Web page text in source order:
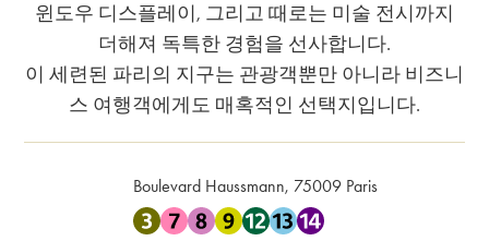
Boulevard Haussmann, 75009 Paris
지하철 3 , 지하철 7 , 지하철 8 , 지하철 9 , 지
윈도우 디스플레이, 그리고 때로는 미술 전시까지
더해져 독특한 경험을 선사합니다.
이 세련된 파리의 지구는 관광객뿐만 아니라 비즈니
스 여행객에게도 매혹적인 선택지입니다.